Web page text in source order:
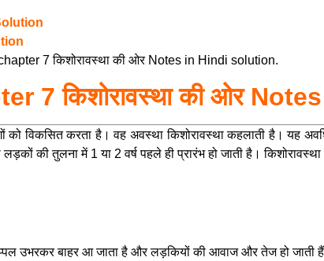
7 किशोरावस्था की ओर Notes in Hindi solution.
7 किशोरावस्था की ओर
विकसित करता है। वह अवस्था किशोरावस्था कहलाती है। यह
की तुलना में 1 या 2 वर्ष पहले ही प्रारंभ हो जाती है। किशोरावस्था
उभरकर बाहर आ जाता है और लड़कियों की आवाज और तेज हो जाती